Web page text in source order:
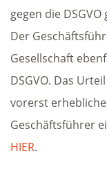
gegen die
Der
Gesellschaft
DSGVO. Das
vorerst
Geschäftsführer
HIER.